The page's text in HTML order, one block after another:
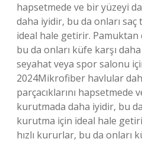
hapsetmede ve bir yüzeyi
daha iyidir, bu da onları
ideal hale getirir. Pamuktan
bu da onları küfe karşı
seyahat veya spor salonu
2024Mikrofiber havlular
parçacıklarını hapsetmede
kurutmada daha iyidir, bu
kurutma için ideal hale
hızlı kururlar, bu da onları